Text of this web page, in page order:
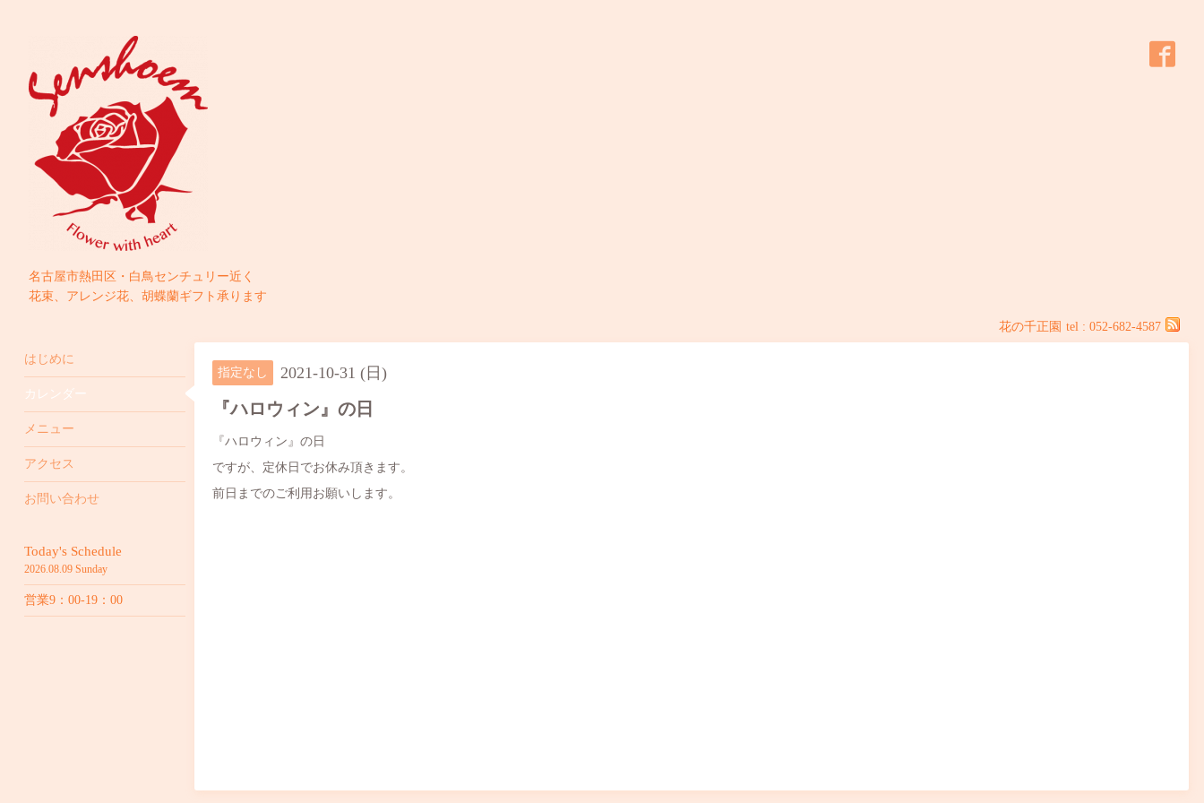
名古屋市熱田区・白鳥センチュリー近く
花束、アレンジ花、胡蝶蘭ギフト承ります
花の千正園 tel : 052-682-4587
指定なし 2021-10-31 (日)
『ハロウィン』の日
『ハロウィン』の日
ですが、定休日でお休み頂きます。
前日までのご利用お願いします。
はじめに
カレンダー
メニュー
アクセス
お問い合わせ
Today's Schedule
2026.08.09 Sunday
営業9：00-19：00